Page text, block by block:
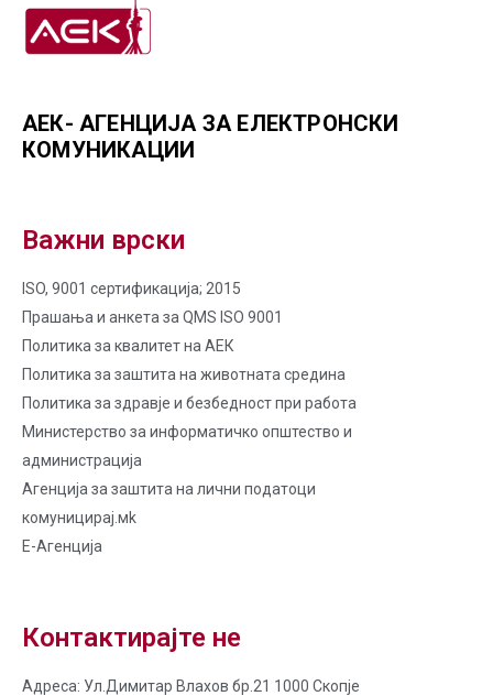
АЕК- АГЕНЦИЈА ЗА ЕЛЕКТРОНСКИ
КОМУНИКАЦИИ
Важни врски
ISO, 9001 сертификација; 2015
Прашања и анкета за QMS ISO 9001
Политика за квалитет на AЕК
Политика за заштита на животната средина
Политика за здравје и безбедност при работа
Министерство за информатичко општество и
администрација
Агенција за заштита на лични податоци
комуницирај.мk
Е-Агенција
Контактирајте не
Адреса: Ул.Димитар Влахов бр.21 1000 Скопје